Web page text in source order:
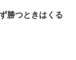
勝つときはくる